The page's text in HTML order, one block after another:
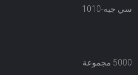
سي جيه-1010
5000 مجموعة